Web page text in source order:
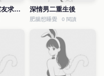
地師少女1：室友求我做法 深情男二重生後
肥腸想睡覺 0 閱讀